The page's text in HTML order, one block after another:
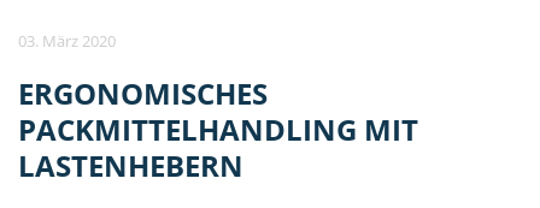
03. März 2020
ERGONOMISCHES
PACKMITTELHANDLING MIT
LASTENHEBERN